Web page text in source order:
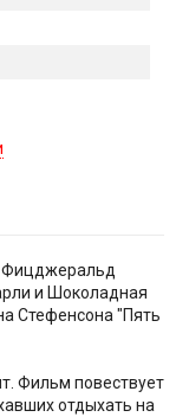
Фицджеральд
и Шоколадная
Стефенсона "Пять
Фильм повествует
отдыхать на